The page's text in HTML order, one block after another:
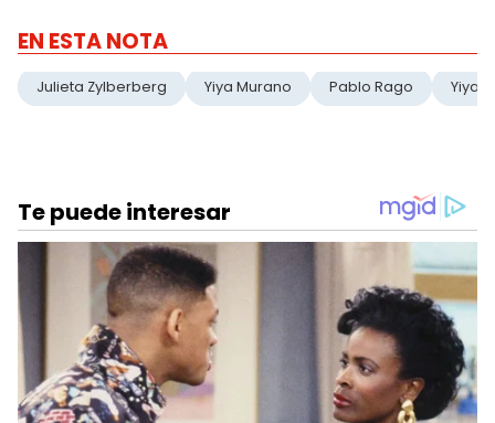
EN ESTA NOTA
Julieta Zylberberg Yiya Murano Pablo Rago Yiya